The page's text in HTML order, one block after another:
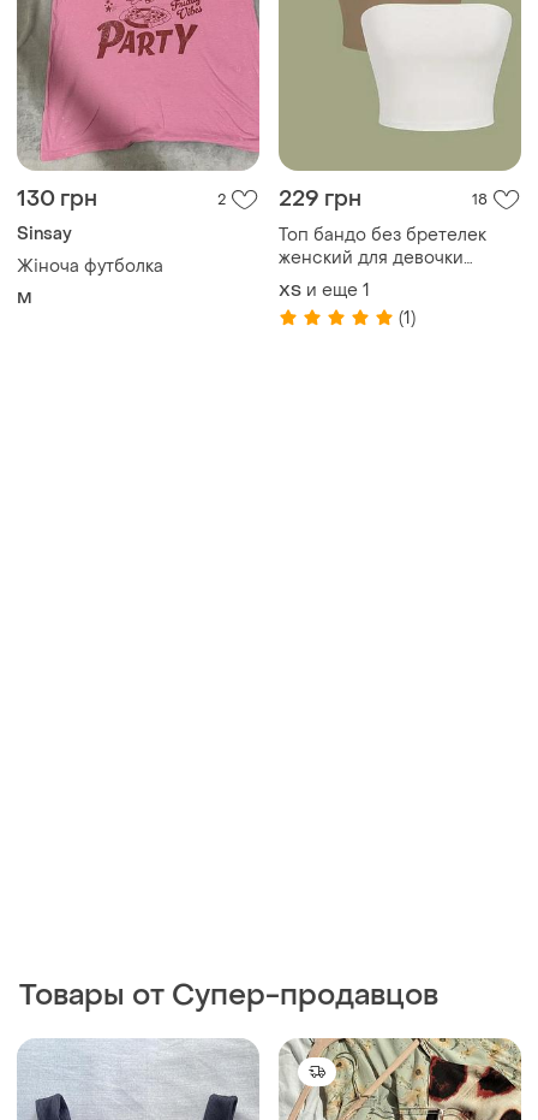
130 грн 2
Sinsay
Жіноча футболка
M
229 грн 18
Топ бандо без бретелек
женский для девочки
белый чёрный розовый
мокко меланж
ХS и еще 1
(1)
Товары от Супер-продавцов